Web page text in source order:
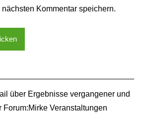
Kommentar speichern.
über Ergebnisse vergangener und
Forum:Mirke Veranstaltungen